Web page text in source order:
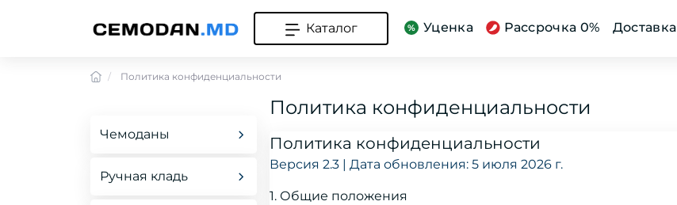
Каталог Уценка Рассрочка 0% Доставка
Политика конфиденциальности
Чемоданы
Ручная кладь
Политика конфиденциальности
Политика конфиденциальности
Версия 2.3 | Дата обновления: 5 июля 2026 г.
1. Общие положения